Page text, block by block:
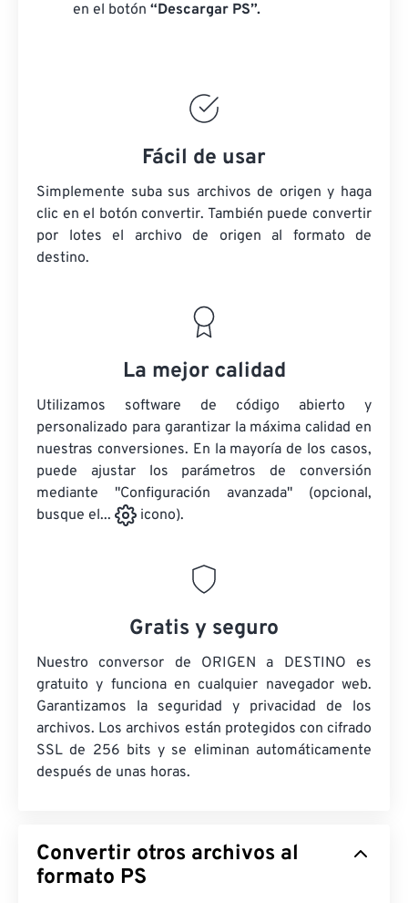
en el botón “Descargar PS”.
Fácil de usar
Simplemente suba sus archivos de origen y haga
clic en el botón convertir. También puede convertir
por lotes el archivo de origen al formato de
destino.
La mejor calidad
Utilizamos software de código abierto y
personalizado para garantizar la máxima calidad en
nuestras conversiones. En la mayoría de los casos,
puede ajustar los parámetros de conversión
mediante "Configuración avanzada" (opcional,
busque el...
icono).
Gratis y seguro
Nuestro conversor de ORIGEN a DESTINO es
gratuito y funciona en cualquier navegador web.
Garantizamos la seguridad y privacidad de los
archivos. Los archivos están protegidos con cifrado
SSL de 256 bits y se eliminan automáticamente
después de unas horas.
Convertir otros archivos al
formato PS